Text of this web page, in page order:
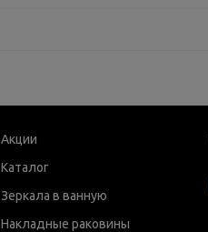
Акции
Каталог
Зеркала в ванную
Накладные раковины